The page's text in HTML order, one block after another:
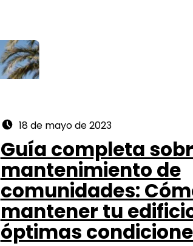
Posted on:
18 de mayo de 2023
Guía completa
mantenimiento de
comunidades:
mantener tu
óptimas